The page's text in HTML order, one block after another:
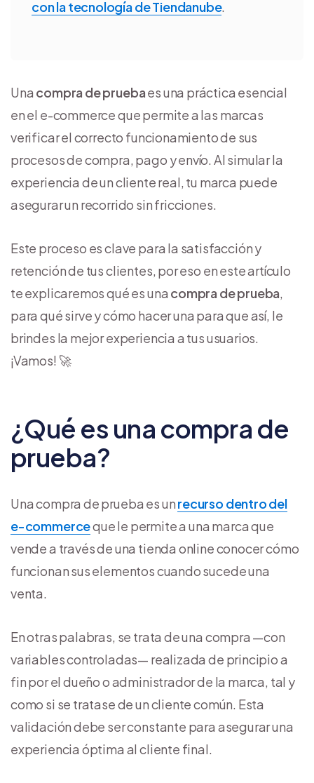
con la tecnología de Tiendanube.
Una compra de pruebaes una práctica esencial
en el e-commerce que permite a las marcas
verificar el correcto funcionamiento de sus
procesos de compra, pago y envío. Al simular la
experiencia de un cliente real, tu marca puede
asegurar un recorrido sin fricciones.
Este proceso es clave para la satisfacción y
retención de tus clientes, por eso en este artículo
te explicaremos qué es una compra de prueba,
para qué sirve y cómo hacer una para que así, le
brindes la mejor experiencia a tus usuarios.
¡Vamos! 🚀
¿Qué es una compra de
prueba?
Una compra de prueba es unrecurso dentro del
e-commerceque le permite a una marca que
vende a través de una tienda online conocer cómo
funcionan sus elementos cuando sucede una
venta.
En otras palabras, se trata de una compra —con
variables controladas— realizada de principio a
fin por el dueño o administrador de la marca, tal y
como si se tratase de un cliente común. Esta
validación debe ser constante para asegurar una
experiencia óptima al cliente final.